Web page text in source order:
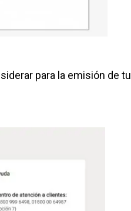
para la emisión de tu